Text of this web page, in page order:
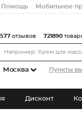
Помощь Мобильное
Москва Пункты
отзывов 721890
Дисконт